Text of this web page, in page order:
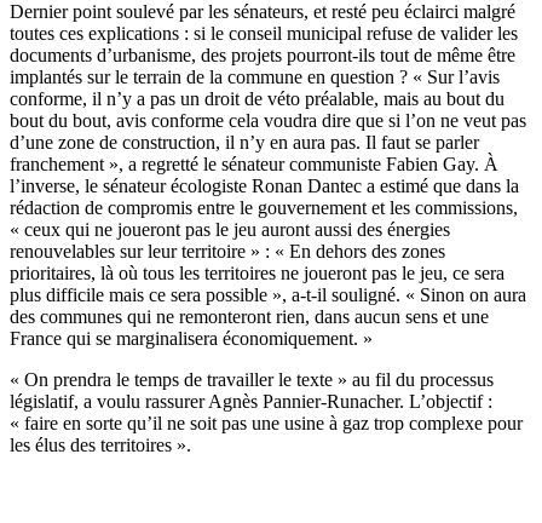
Dernier point soulevé par les sénateurs, et resté peu éclairci malgré
toutes ces explications : si le conseil municipal refuse de valider les
documents d’urbanisme, des projets pourront-ils tout de même être
implantés sur le terrain de la commune en question ? « Sur l’avis
conforme, il n’y a pas un droit de véto préalable, mais au bout du
bout du bout, avis conforme cela voudra dire que si l’on ne veut pas
d’une zone de construction, il n’y en aura pas. Il faut se parler
franchement », a regretté le sénateur communiste Fabien Gay. À
l’inverse, le sénateur écologiste Ronan Dantec a estimé que dans la
rédaction de compromis entre le gouvernement et les commissions,
« ceux qui ne joueront pas le jeu auront aussi des énergies
renouvelables sur leur territoire » : « En dehors des zones
prioritaires, là où tous les territoires ne joueront pas le jeu, ce sera
plus difficile mais ce sera possible », a-t-il souligné. « Sinon on aura
des communes qui ne remonteront rien, dans aucun sens et une
France qui se marginalisera économiquement. »
« On prendra le temps de travailler le texte » au fil du processus
législatif, a voulu rassurerAgnès Pannier-Runacher. L’objectif :
« faire en sorte qu’il ne soit pas une usine à gaz trop complexe pour
les élus des territoires ».